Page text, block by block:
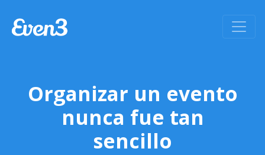
Organizar un evento
nunca fue tan
sencillo